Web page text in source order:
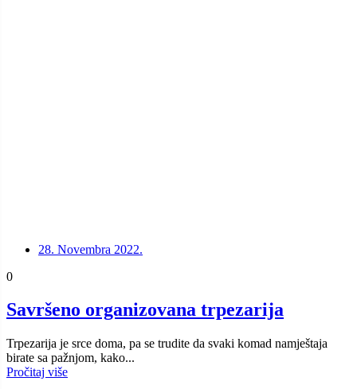
28. Novembra 2022.
0
Savršeno organizovana trpezarija
Trpezarija je srce doma, pa se trudite da svaki komad namještaja
birate sa pažnjom, kako...
Pročitaj više